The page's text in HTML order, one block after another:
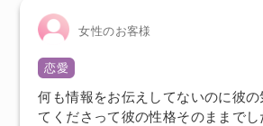
女性のお客様
恋愛
何も情報をお伝えしてないのに彼の
てくださって彼の性格そのままで